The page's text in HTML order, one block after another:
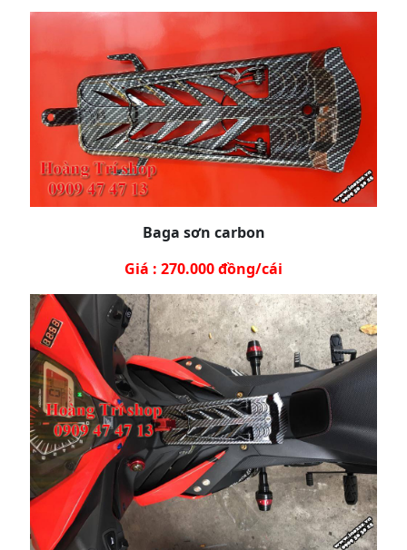
Baga sơn carbon
Giá : 270.000 đồng/cái